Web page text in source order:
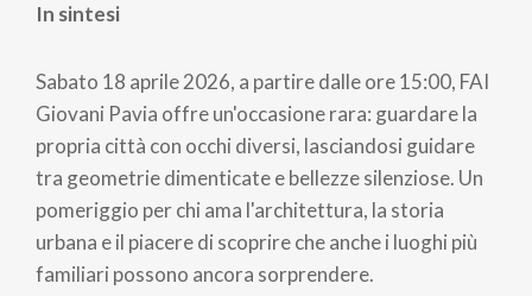
In sintesi
Sabato 18 aprile 2026, a partire dalle ore 15:00, FAI
Giovani Pavia offre un'occasione rara: guardare la
propria città con occhi diversi, lasciandosi guidare
tra geometrie dimenticate e bellezze silenziose. Un
pomeriggio per chi ama l'architettura, la storia
urbana e il piacere di scoprire che anche i luoghi più
familiari possono ancora sorprendere.